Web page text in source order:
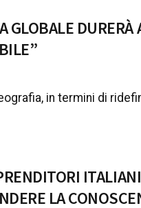
GLOBALE
in termini di
LA